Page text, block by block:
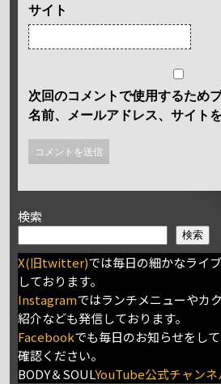
サイト
次回のコメントで使用するため
名前、メールアドレス、サイトを
検索
検索
X(旧twitter)では毎日の細かなライ
しております。
Instagramではランチメニューやカ
紹介なども発信しております。
Facebookでも毎日のお知らせをし
確認ください。
BODY＆SOULYouTube公式チャンネ